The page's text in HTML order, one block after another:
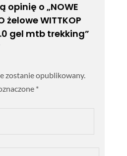
opinię o „NOWE
żelowe WITTKOP
gel mtb trekking”
zostanie opublikowany.
*